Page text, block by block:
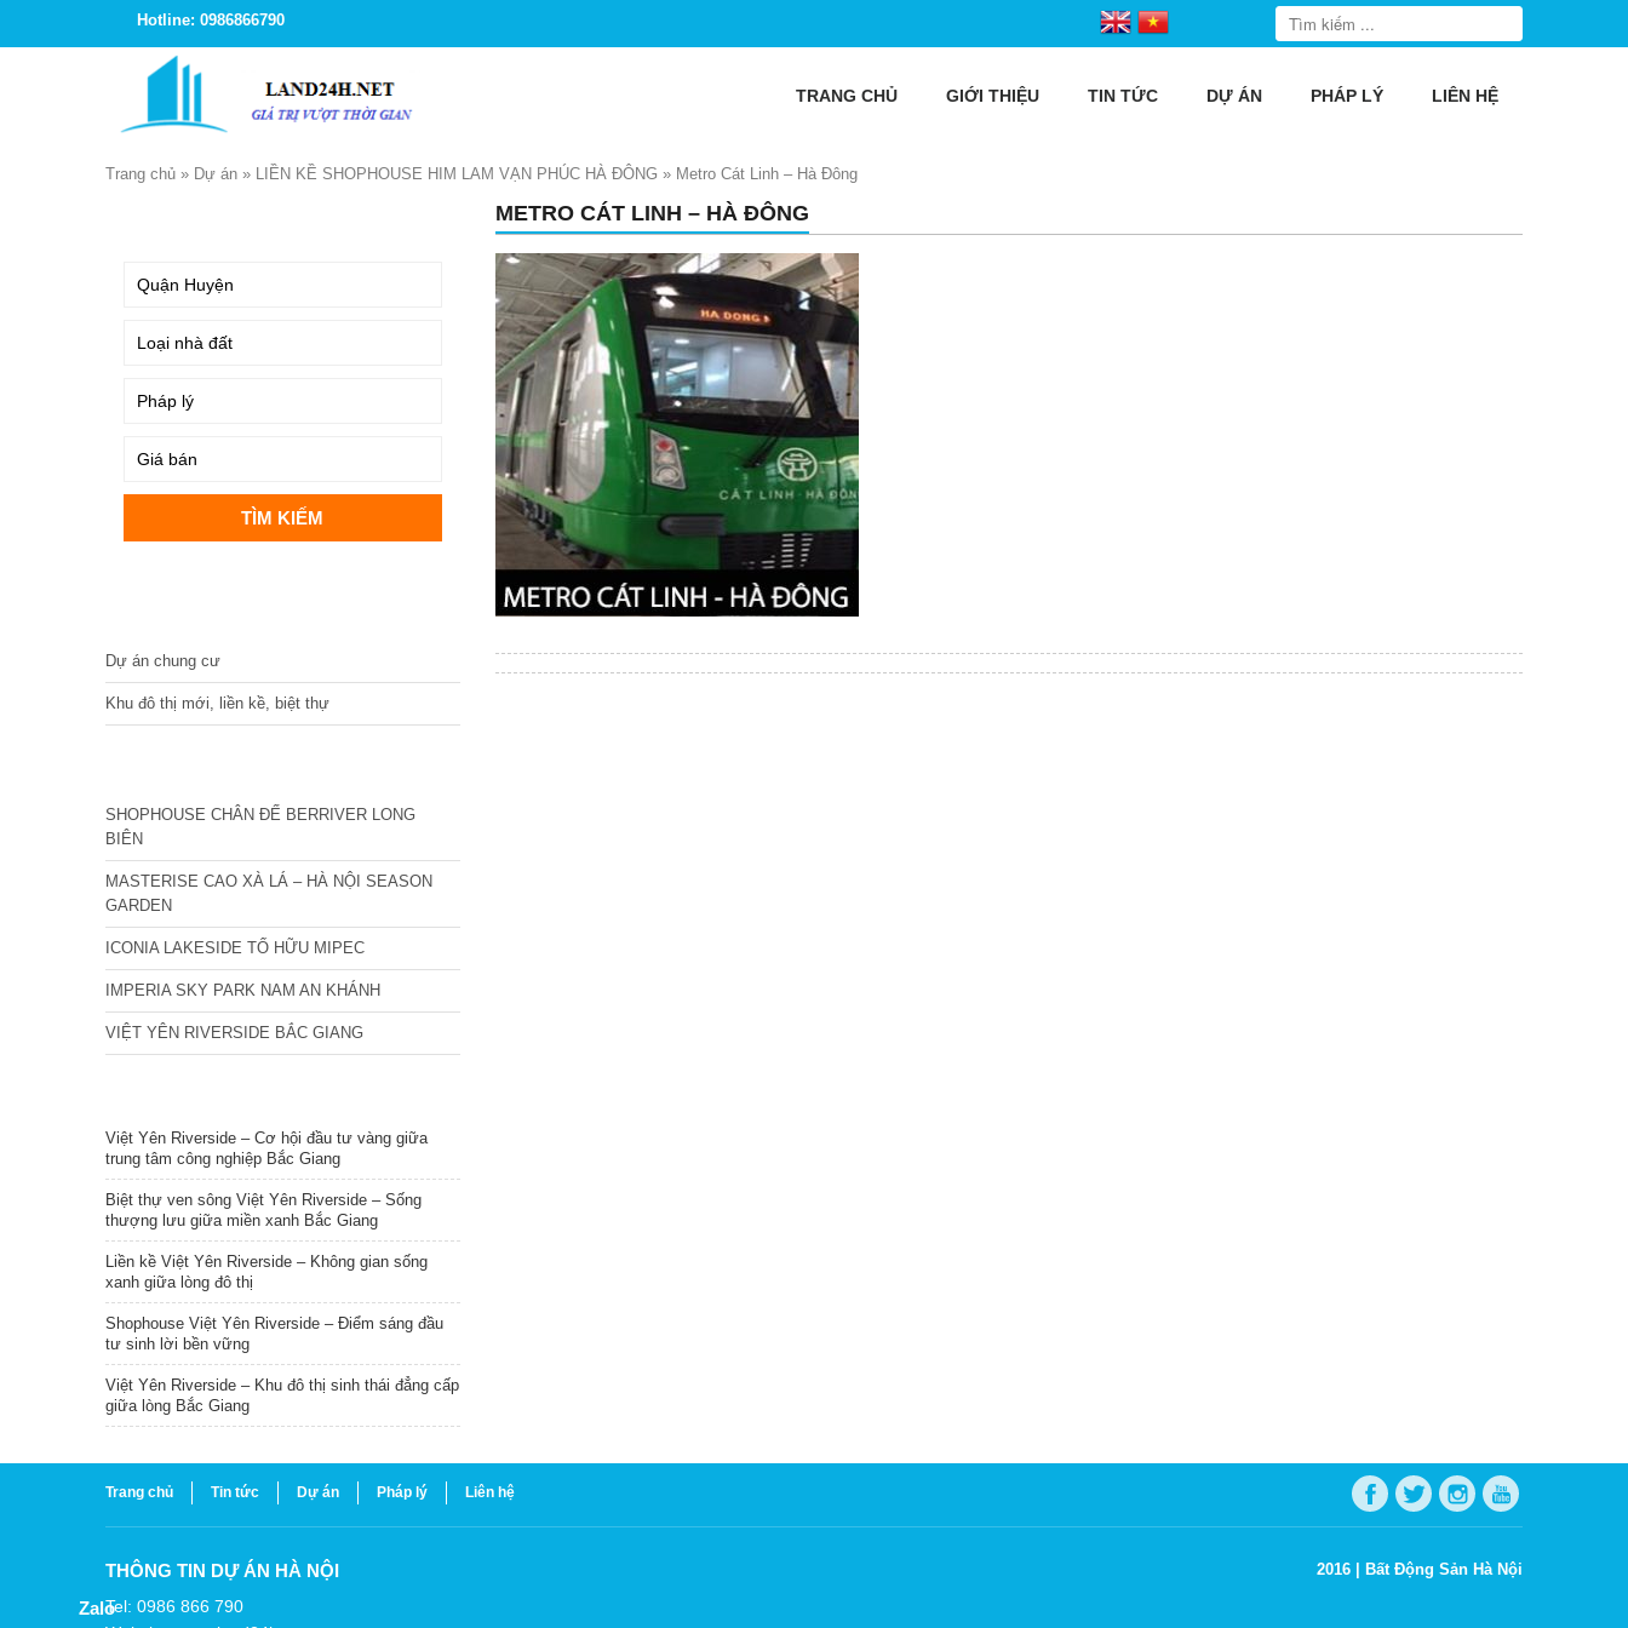
Hotline: 0986866790
TRANG CHỦ GIỚI THIỆU TIN TỨC DỰ ÁN PHÁP LÝ LIÊN HỆ
Trang chủ » Dự án » LIỀN KỀ SHOPHOUSE HIM LAM VẠN PHÚC HÀ ĐÔNG » Metro Cát Linh – Hà Đông
METRO CÁT LINH – HÀ ĐÔNG
Dự án chung cư
Khu đô thị mới, liền kề, biệt thự
SHOPHOUSE CHÂN ĐẾ BERRIVER LONG
BIÊN
MASTERISE CAO XÀ LÁ – HÀ NỘI SEASON
GARDEN
ICONIA LAKESIDE TỐ HỮU MIPEC
IMPERIA SKY PARK NAM AN KHÁNH
VIỆT YÊN RIVERSIDE BẮC GIANG
Việt Yên Riverside – Cơ hội đầu tư vàng giữa
trung tâm công nghiệp Bắc Giang
Biệt thự ven sông Việt Yên Riverside – Sống
thượng lưu giữa miền xanh Bắc Giang
Liền kề Việt Yên Riverside – Không gian sống
xanh giữa lòng đô thị
Shophouse Việt Yên Riverside – Điểm sáng đầu
tư sinh lời bền vững
Việt Yên Riverside – Khu đô thị sinh thái đẳng cấp
giữa lòng Bắc Giang
Trang chủ Tin tức Dự án Pháp lý Liên hệ
THÔNG TIN DỰ ÁN HÀ NỘI
Tel: 0986 866 790
2016 | Bất Động Sản Hà Nội
Zalo